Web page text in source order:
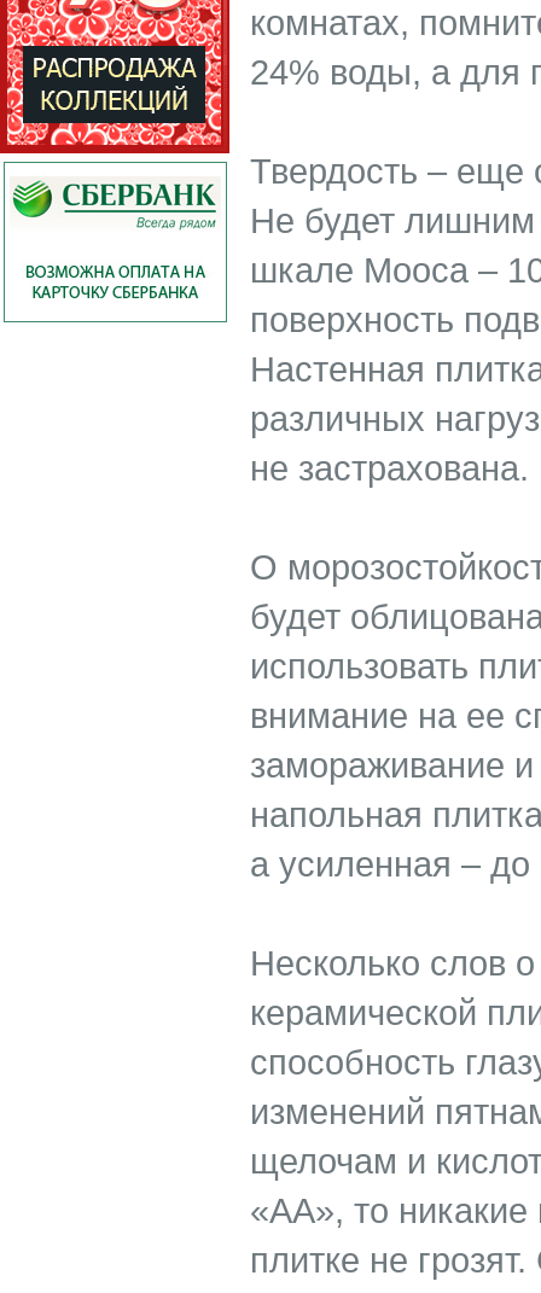
комнатах,
24% воды, а для
Твердость – еще
Не будет лишним
шкале Мооса –
поверхность
Настенная
различных
не застрахована.
О
будет
использовать
внимание на ее
замораживание
напольная
а усиленная – до
Несколько слов
керамической
способность
изменений
щелочам и
«АА», то никакие
плитке не